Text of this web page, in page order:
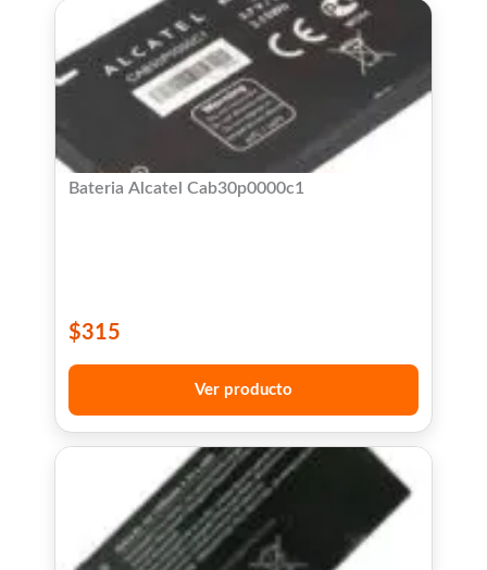
Bateria Alcatel Cab30p0000c1
$315
Ver producto